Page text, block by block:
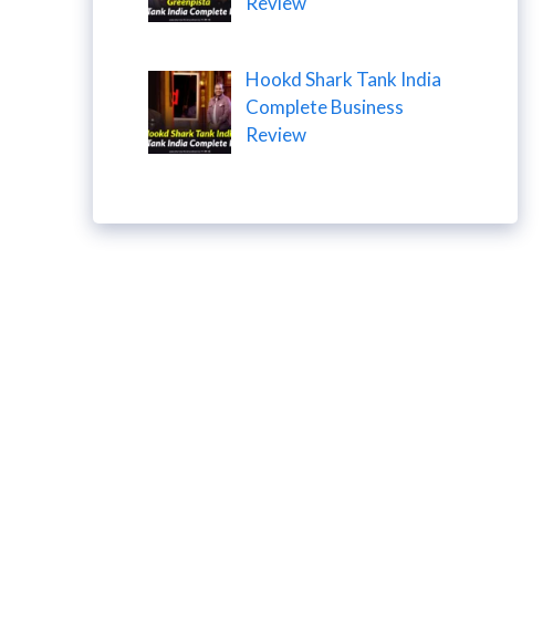
Hookd Shark Tank India
Complete Business
Review